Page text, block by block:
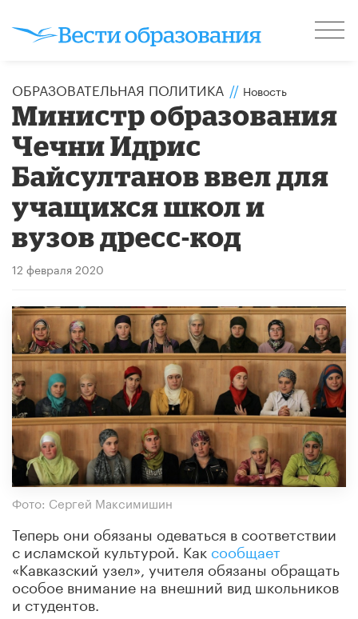
ОБРАЗОВАТЕЛЬНАЯ ПОЛИТИКА // Новость
Министр образования
Чечни Идрис
Байсултанов ввел для
учащихся школ и
вузов дресс-код
12 февраля 2020
Фото: Сергей Максимишин
Теперь они обязаны одеваться в соответствии
с исламской культурой. Как сообщает
«Кавказский узел», учителя обязаны обращать
особое внимание на внешний вид школьников
и студентов.